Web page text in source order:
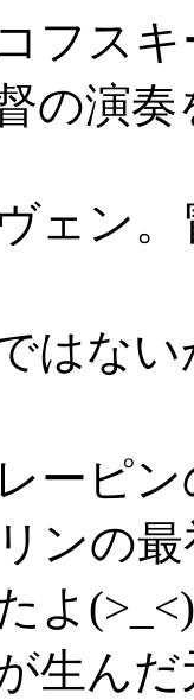
フス
の演
ェン
はな
ーピ
ンの
よ(>_<)
生ん